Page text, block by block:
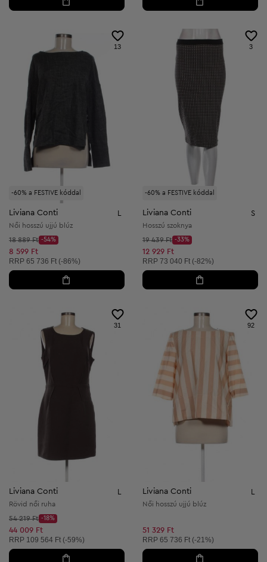
-60% a FESTIVE kóddal
13
Liviana Conti
Női hosszú ujjú blúz
Kezdő ár:
18 889 Ft
Discount Price:
-54%
Csökkentett ár:
8 599 Ft
Ajánlott ár:
RRP 65 736 Ft (-86%)
-60% a FESTIVE kóddal
3
Liviana Conti S
Hosszú szoknya
Kezdő ár:
19 439 Ft
Discount Price:
-33%
Csökkentett ár:
12 929 Ft
Ajánlott ár:
RRP 73 040 Ft (-82%)
31
Liviana Conti
Rövid női ruha
Kezdő ár:
54 219 Ft
Discount Price:
-18%
Csökkentett ár:
44 009 Ft
Ajánlott ár:
RRP 109 564 Ft (-59%)
92
Liviana Conti
Női hosszú ujjú blúz
51 329 Ft
Ajánlott ár:
RRP 65 736 Ft (-21%)